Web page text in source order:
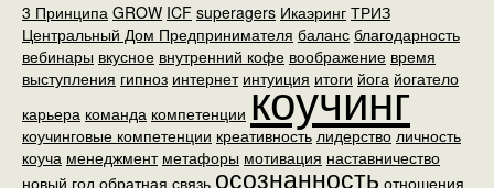
3 Принципа GROW ICF superagers Икаэринг ТРИЗ
Центральный Дом Предпринимателя баланс благодарность
вебинары вкусное внутренний кофе воображение время
выступления гипноз интернет интуиция итоги йога йогатело
карьера команда компетенции коучинг
коучинговые компетенции креативность лидерство личность
коуча менеджмент метафоры мотивация наставничество
новый год обратная связь осознанность отношения